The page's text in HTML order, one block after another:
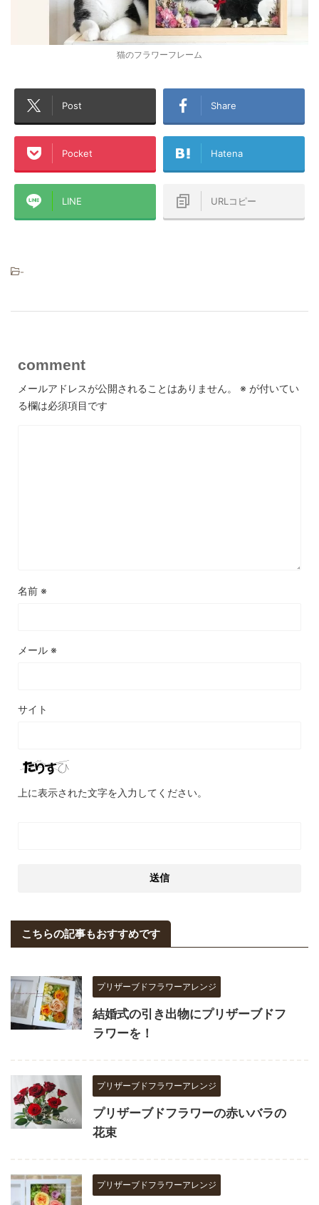
猫のフラワーフレーム
Post Share
Pocket Hatena
LINE URLコピー
-
comment
メールアドレスが公開されることはありません。 ※ が付いてい
る欄は必須項目です
名前 ※
メール ※
サイト
上に表示された文字を入力してください。
こちらの記事もおすすめです
プリザーブドフラワーアレンジ
結婚式の引き出物にプリザーブドフ
ラワーを！
プリザーブドフラワーアレンジ
プリザーブドフラワーの赤いバラの
花束
プリザーブドフラワーアレンジ